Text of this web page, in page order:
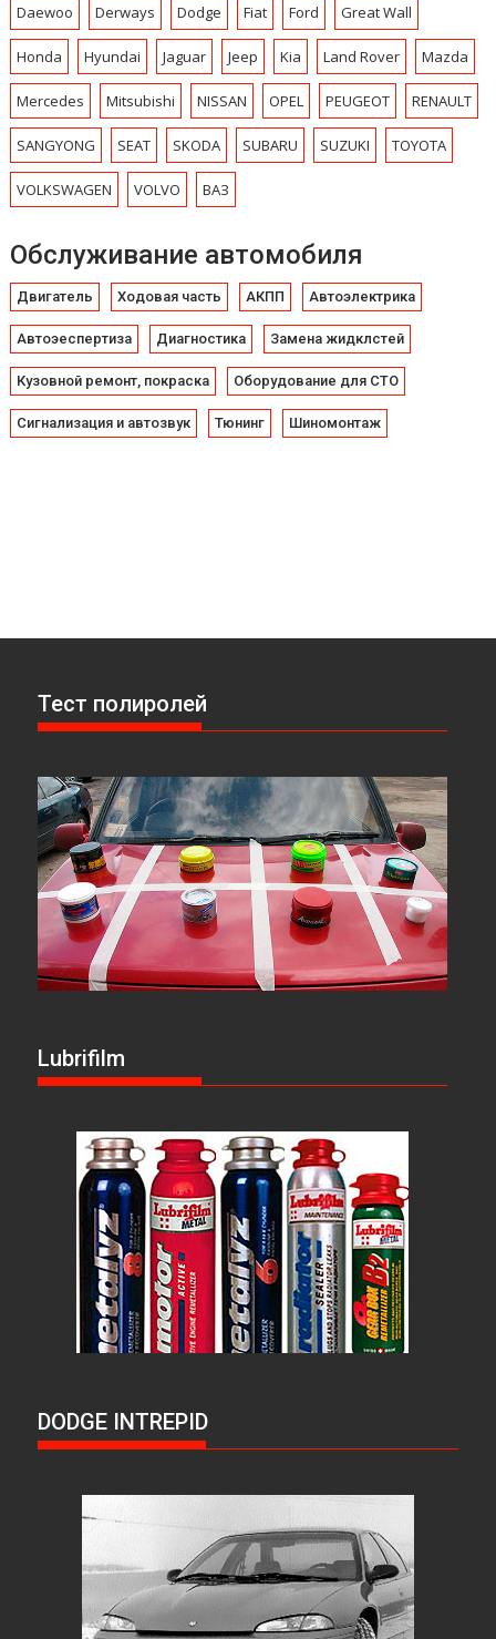
Daewoo Derways Dodge Fiat Ford Great Wall
Honda Hyundai Jaguar Jeep Kia Land Rover Mazda
Mercedes Mitsubishi NISSAN OPEL PEUGEOT RENAULT
SANGYONG SEAT SKODA SUBARU SUZUKI TOYOTA
VOLKSWAGEN VOLVO ВАЗ
Обслуживание автомобиля
Двигатель Ходовая часть АКПП Автоэлектрика
Автоэеспертиза Диагностика Замена жидклстей
Кузовной ремонт, покраска Оборудование для СТО
Сигнализация и автозвук Тюнинг Шиномонтаж
Тест полиролей
Lubrifilm
DODGE INTREPID